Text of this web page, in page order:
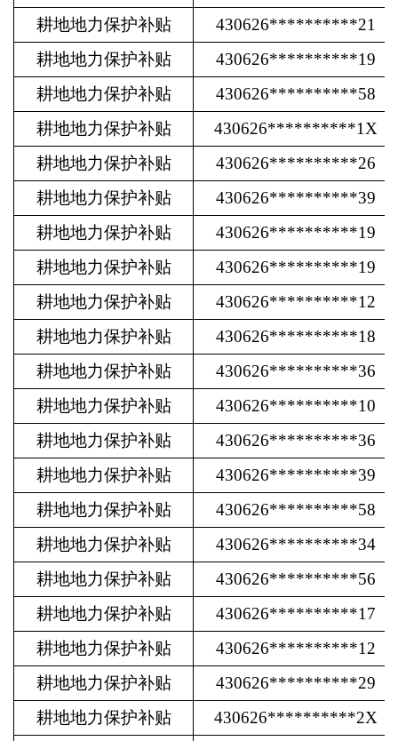
耕地地力保护补贴
430626**********21
耕地地力保护补贴
430626**********19
耕地地力保护补贴
430626**********58
耕地地力保护补贴
430626**********1X
耕地地力保护补贴
430626**********26
耕地地力保护补贴
430626**********39
耕地地力保护补贴
430626**********19
耕地地力保护补贴
430626**********19
耕地地力保护补贴
430626**********12
耕地地力保护补贴
430626**********18
耕地地力保护补贴
430626**********36
耕地地力保护补贴
430626**********10
耕地地力保护补贴
430626**********36
耕地地力保护补贴
430626**********39
耕地地力保护补贴
430626**********58
耕地地力保护补贴
430626**********34
耕地地力保护补贴
430626**********56
耕地地力保护补贴
430626**********17
耕地地力保护补贴
430626**********12
耕地地力保护补贴
430626**********29
耕地地力保护补贴
430626**********2X